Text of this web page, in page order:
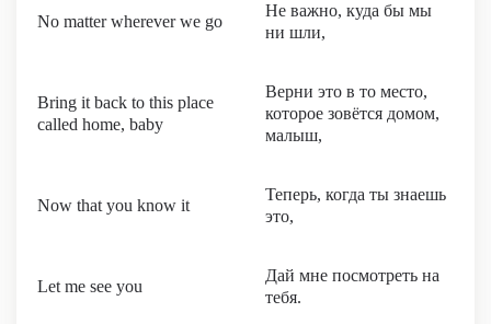
No matter wherever we go
Не важно, куда бы мы
ни шли,
Bring it back to this place
called home, baby
Верни это в то место,
которое зовётся домом,
малыш,
Now that you know it
Теперь, когда ты знаешь
это,
Let me see you
Дай мне посмотреть на
тебя.